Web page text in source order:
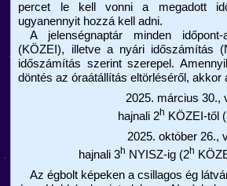
percet le kell vonni a megadott
ugyanennyit hozzá kell adni.
A jelenségnaptár minden időpont-
(KÖZEI), illetve a nyári időszámítás
időszámítás szerint szerepel.
döntés az óraátállítás eltörléséről, akkor
2025. március 30.,
hajnali 2h KÖZEI-től
2025. október 26.,
hajnali 3h NYISZ-ig (2h
Az égbolt képeken a csillagos ég